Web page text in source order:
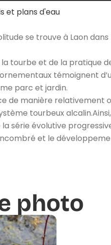
et plans d'eau
se trouve à Laon
tourbe et de la pratique
témoignent
parc et jardin.
de manière
tourbeux
série évolutive
et le
photo